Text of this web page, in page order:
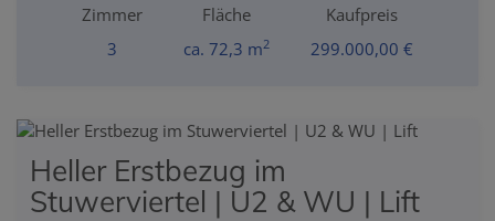
Zimmer
3
Fläche
ca. 72,3 m2
Kaufpreis
299.000,00 €
Heller Erstbezug im
Stuwerviertel | U2 & WU | Lift